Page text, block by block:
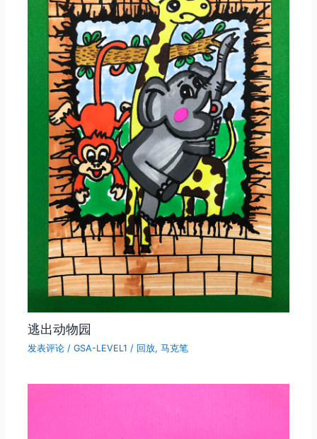
逃出动物园
发表评论 /GSA-LEVEL1 / 回放,马克笔